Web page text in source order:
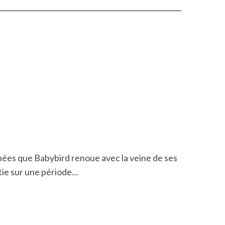
que Babybird renoue avec la veine de ses
sur une période…